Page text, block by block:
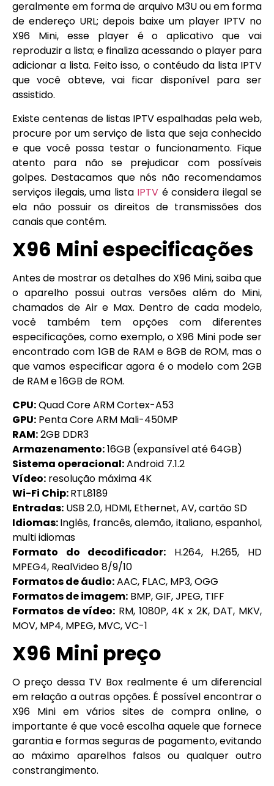
geralmente em forma de arquivo M3U ou em forma
de endereço URL; depois baixe um player IPTV no
X96 Mini, esse player é o aplicativo que vai
reproduzir a lista; e finaliza acessando o player para
adicionar a lista. Feito isso, o contéudo da lista IPTV
que você obteve, vai ficar disponível para ser
assistido.
Existe centenas de listas IPTV espalhadas pela web,
procure por um serviço de lista que seja conhecido
e que você possa testar o funcionamento. Fique
atento para não se prejudicar com possíveis
golpes. Destacamos que nós não recomendamos
serviços ilegais, uma lista IPTV é considera ilegal se
ela não possuir os direitos de transmissões dos
canais que contém.
X96 Miniespecificações
Antes de mostrar os detalhes do X96 Mini, saiba que
o aparelho possui outras versões além do Mini,
chamados de Air e Max. Dentro de cada modelo,
você também tem opções com diferentes
especificações, como exemplo, o X96 Mini pode ser
encontrado com 1GB de RAM e 8GB de ROM, mas o
que vamos especificar agora é o modelo com 2GB
de RAM e 16GB de ROM.
CPU:Quad Core ARM Cortex-A53
GPU: Penta Core ARM Mali-450MP
RAM:2GB DDR3
Armazenamento:16GB (expansível até 64GB)
Sistema operacional:Android 7.1.2
Vídeo: resolução máxima 4K
Wi-Fi Chip:RTL8189
Entradas: USB 2.0, HDMI, Ethernet, AV, cartão SD
Idiomas:Inglês, francês, alemão, italiano, espanhol,
multi idiomas
Formato do decodificador: H.264, H.265, HD
MPEG4, RealVideo 8/9/10
Formatos de áudio:AAC, FLAC, MP3, OGG
Formatos de imagem: BMP, GIF, JPEG, TIFF
Formatos de vídeo: RM, 1080P, 4K x 2K, DAT, MKV,
MOV, MP4, MPEG, MVC, VC-1
X96 Mini preço
O preço dessa TV Box realmente é um diferencial
em relação a outras opções. É possível encontrar o
X96 Mini em vários sites de compra online, o
importante é que você escolha aquele que fornece
garantia e formas seguras de pagamento, evitando
ao máximo aparelhos falsos ou qualquer outro
constrangimento.